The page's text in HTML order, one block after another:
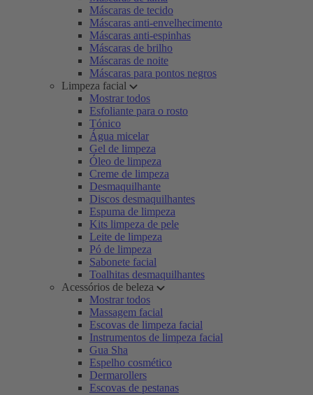
Máscaras de tecido
Máscaras anti-envelhecimento
Máscaras anti-espinhas
Máscaras de brilho
Máscaras de noite
Máscaras para pontos negros
Limpeza facial
Mostrar todos
Esfoliante para o rosto
Tónico
Água micelar
Gel de limpeza
Óleo de limpeza
Creme de limpeza
Desmaquilhante
Discos desmaquilhantes
Espuma de limpeza
Kits limpeza de pele
Leite de limpeza
Pó de limpeza
Sabonete facial
Toalhitas desmaquilhantes
Acessórios de beleza
Mostrar todos
Massagem facial
Escovas de limpeza facial
Instrumentos de limpeza facial
Gua Sha
Espelho cosmético
Dermarollers
Escovas de pestanas